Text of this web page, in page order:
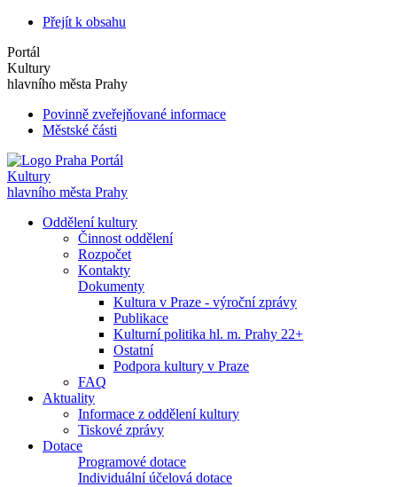
Přejít k obsahu
Portál
Kultury
hlavního města Prahy
Povinně zveřejňované informace
Městské části
Portál
Kultury
hlavního města Prahy
Oddělení kultury
Činnost oddělení
Rozpočet
Kontakty
Dokumenty
Kultura v Praze - výroční zprávy
Publikace
Kulturní politika hl. m. Prahy 22+
Ostatní
Podpora kultury v Praze
FAQ
Aktuality
Informace z oddělení kultury
Tiskové zprávy
Dotace
Programové dotace
Individuální účelová dotace